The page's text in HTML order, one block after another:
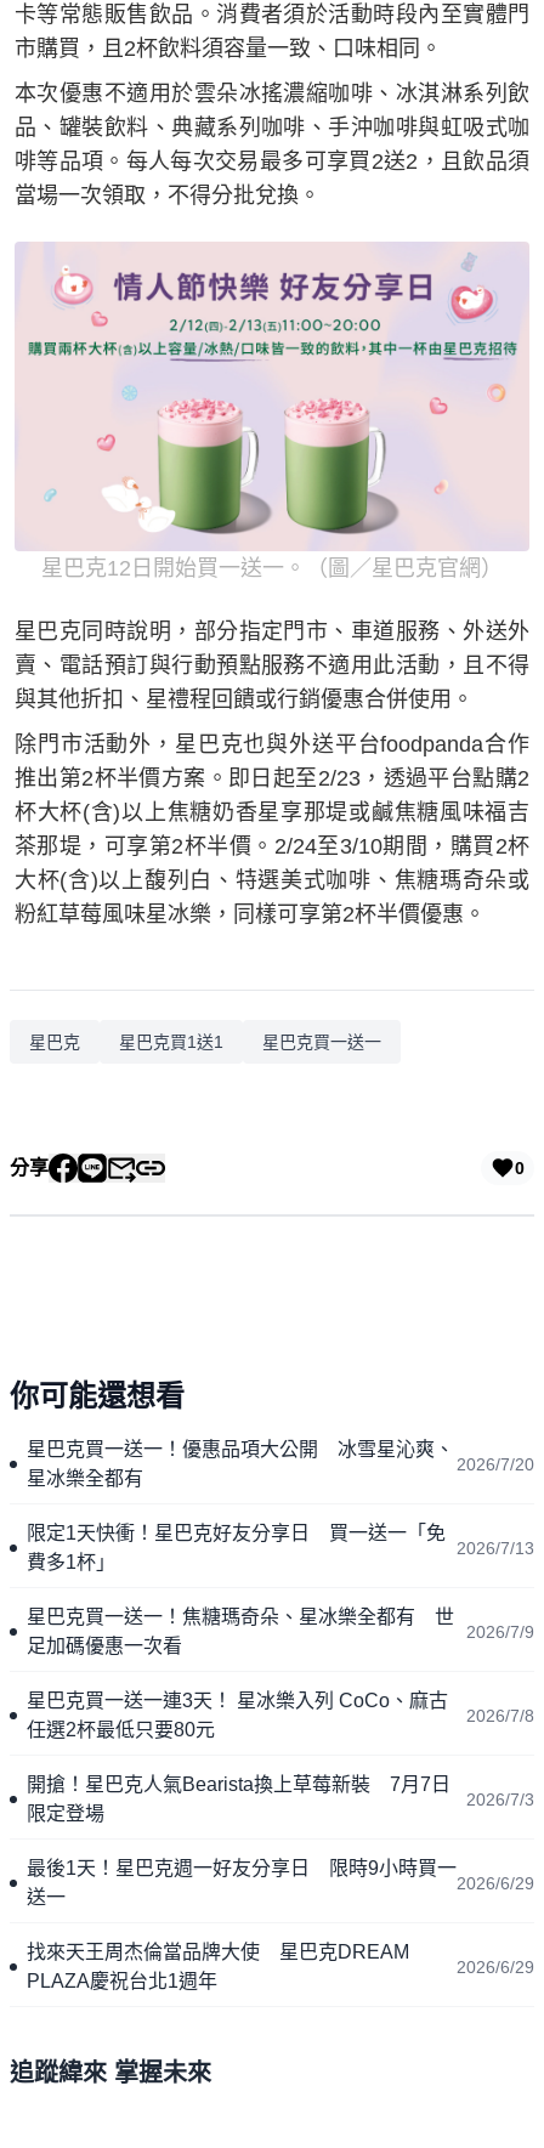
卡等常態販售飲品。消費者須於活動時段內至實體門
市購買，且2杯飲料須容量一致、口味相同。
本次優惠不適用於雲朵冰搖濃縮咖啡、冰淇淋系列飲
品、罐裝飲料、典藏系列咖啡、手沖咖啡與虹吸式咖
啡等品項。每人每次交易最多可享買2送2，且飲品須
當場一次領取，不得分批兌換。
星巴克12日開始買一送一。（圖／星巴克官網）
星巴克同時說明，部分指定門市、車道服務、外送外
賣、電話預訂與行動預點服務不適用此活動，且不得
與其他折扣、星禮程回饋或行銷優惠合併使用。
除門市活動外，星巴克也與外送平台foodpanda合作
推出第2杯半價方案。即日起至2/23，透過平台點購2
杯大杯(含)以上焦糖奶香星享那堤或鹹焦糖風味福吉
茶那堤，可享第2杯半價。2/24至3/10期間，購買2杯
大杯(含)以上馥列白、特選美式咖啡、焦糖瑪奇朵或
粉紅草莓風味星冰樂，同樣可享第2杯半價優惠。
星巴克 星巴克買1送1 星巴克買一送一
分享 0
你可能還想看
星巴克買一送一！優惠品項大公開 冰雪星沁爽、
星冰樂全都有
2026/7/20
限定1天快衝！星巴克好友分享日 買一送一「免
費多1杯」
2026/7/13
星巴克買一送一！焦糖瑪奇朵、星冰樂全都有 世
足加碼優惠一次看
2026/7/9
星巴克買一送一連3天！ 星冰樂入列 CoCo、麻古
任選2杯最低只要80元
2026/7/8
開搶！星巴克人氣Bearista換上草莓新裝 7月7日
限定登場
2026/7/3
最後1天！星巴克週一好友分享日 限時9小時買一
送一
2026/6/29
找來天王周杰倫當品牌大使 星巴克DREAM
PLAZA慶祝台北1週年
2026/6/29
追蹤緯來 掌握未來